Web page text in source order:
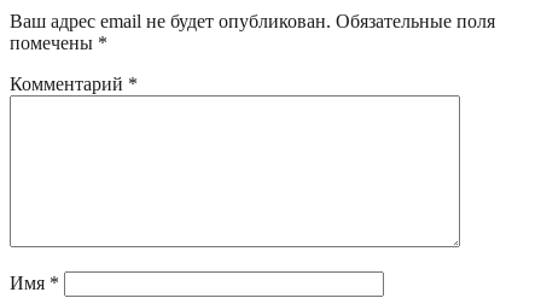
Ваш адрес email не будет опубликован. Обязательные поля
помечены *
Комментарий *
Имя *